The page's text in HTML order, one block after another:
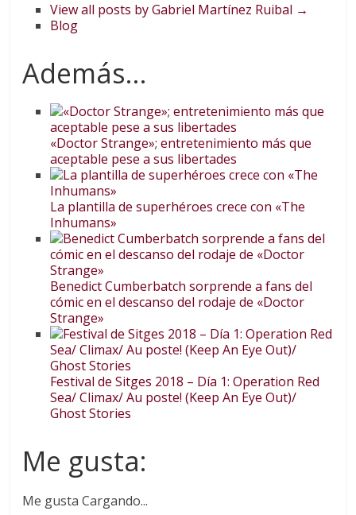
View all posts by Gabriel Martínez Ruibal →
Blog
Además...
«Doctor Strange»; entretenimiento más que
aceptable pese a sus libertades
La plantilla de superhéroes crece con «The
Inhumans»
Benedict Cumberbatch sorprende a fans del
cómic en el descanso del rodaje de «Doctor
Strange»
Festival de Sitges 2018 – Día 1: Operation Red
Sea/ Climax/ Au poste! (Keep An Eye Out)/
Ghost Stories
Me gusta:
Me gusta Cargando...